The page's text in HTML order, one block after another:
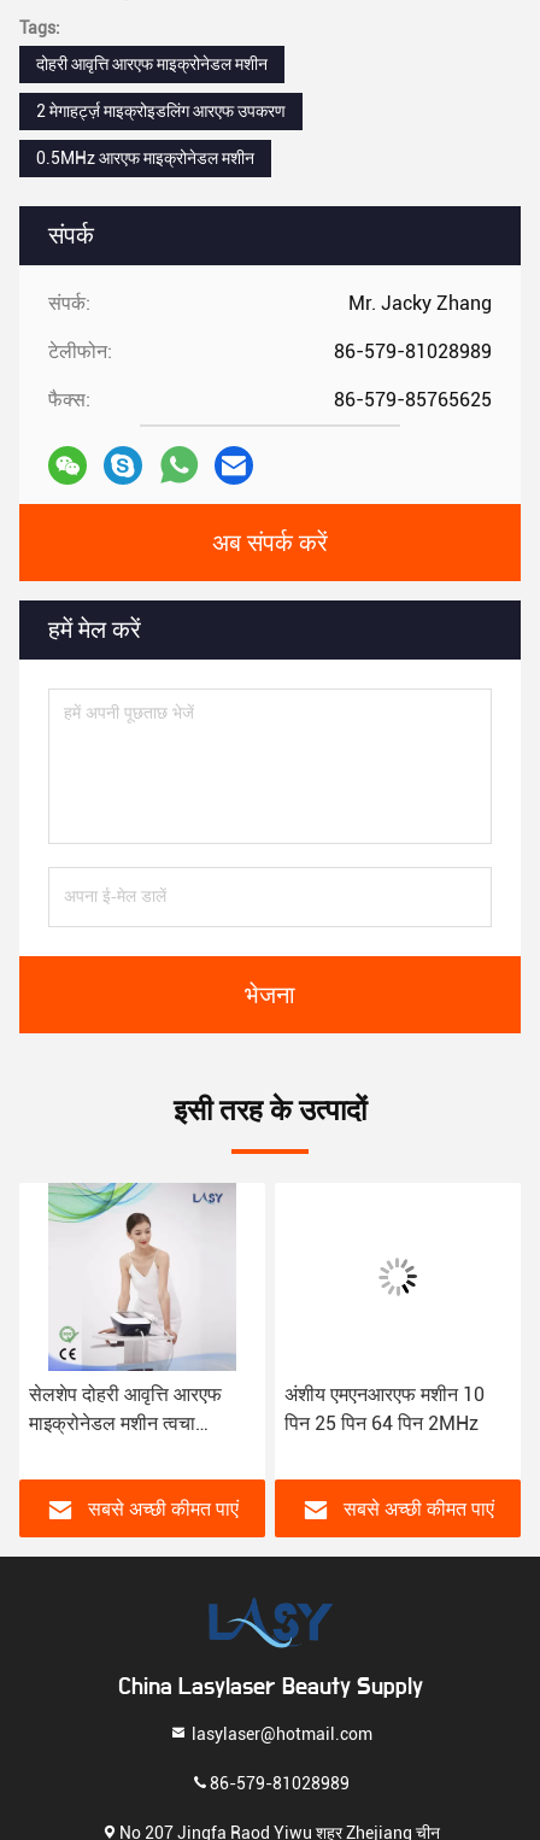
संपर्क
संपर्क: Mr. Jacky Zhang
टेलीफोन: 86-579-81028989
फैक्स: 86-579-85765625
अब संपर्क करें
हमें मेल करें
भेजना
Tags:
दोहरी आवृत्ति आरएफ माइक्रोनेडल मशीन
2 मेगाहर्ट्ज़ माइक्रोइडलिंग आरएफ उपकरण
0.5MHz आरएफ माइक्रोनेडल मशीन
इसी तरह के उत्पादों
सेलशेप दोहरी आवृत्ति आरएफ
माइक्रोनेडल मशीन त्वचा
सबसे अच्छी कीमत पाएं
अंशीय एमएनआरएफ मशीन 10
पिन 25 पिन 64 पिन 2MHz
सबसे अच्छी कीमत पाएं
China Lasylaser Beauty Supply
lasylaser@hotmail.com
86-579-81028989
No 207 Jingfa Raod Yiwu शहर Zhejiang चीन